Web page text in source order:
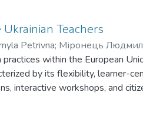
Teachers
Petrivna; Міронець
Миколаївна
within the European
by its flexibility, learner-
interactive workshops, and
ecological awareness,